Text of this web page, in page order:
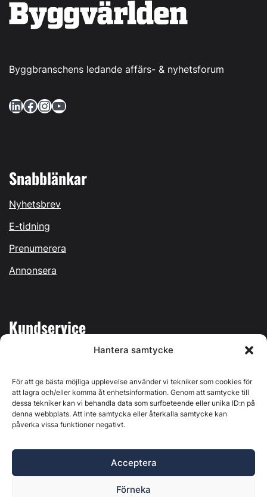
Hantera samtycke
För att ge bästa möjliga upplevelse använder vi tekniker som cookies för
att lagra och/eller komma åt enhetsinformation. Genom att samtycke till
dessa tekniker kan vi behandla data som surfbeteende eller unika ID:n på
denna webbplats. Att inte samtycka eller återkalla samtycke kan
påverka vissa funktioner negativt.
Acceptera
Förneka
Byggbranschens ledande affärs- & nyhetsforum
LinkedIn Facebook InstagramYouTube
Snabblänkar
Nyhetsbrev
E-tidning
Prenumerera
Annonsera
Kundservice
Kontakta oss
Östernäsvägen 1, 827 32 Ljusdal, org.nr: 556625-6425 -
Ansvarig utgivare: Henrik Ekberg. Innehållet på denna
webbplats är upphovsrättsligt skyddat. Ange källa vid citering.
Byggvärlden är en del avMarknadsdatagruppen